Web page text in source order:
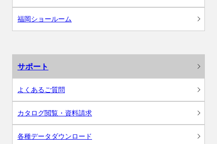
福岡ショールーム
サポート
よくあるご質問
カタログ閲覧・資料請求
各種データダウンロード